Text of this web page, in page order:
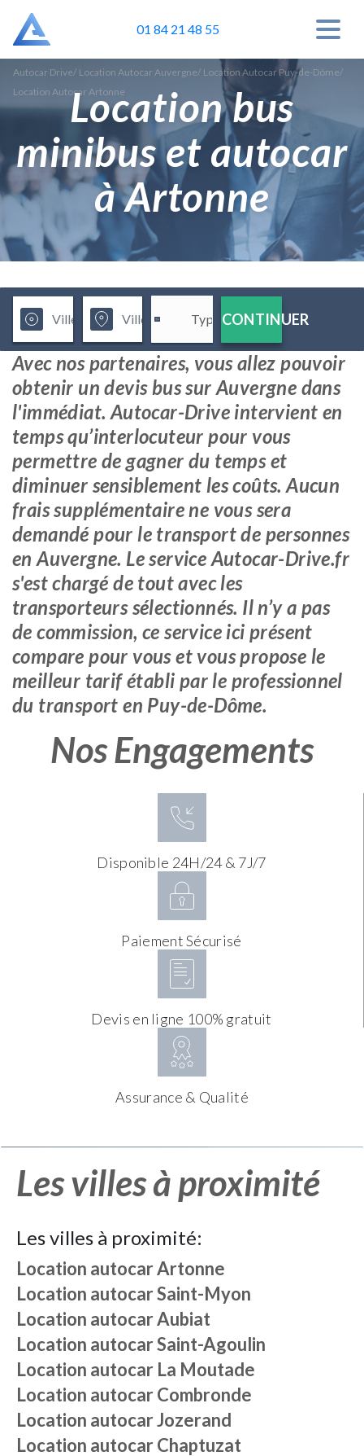
01 84 21 48 55
Autocar Drive/ Location Autocar Auvergne/ Location Autocar Puy-de-Dôme/
Location Autocar ArtonneLocation bus
minibus et autocar
à Artonne
CONTINUER
Avec nos partenaires, vous allez pouvoir
obtenir un devis bus sur Auvergne dans
l'immédiat. Autocar-Drive intervient en
temps qu’interlocuteur pour vous
permettre de gagner du temps et
diminuer sensiblement les coûts. Aucun
frais supplémentaire ne vous sera
demandé pour le transport de personnes
en Auvergne. Le service Autocar-Drive.fr
s'est chargé de tout avec les
transporteurs sélectionnés. Il n’y a pas
de commission, ce service ici présent
compare pour vous et vous propose le
meilleur tarif établi par le professionnel
du transport en Puy-de-Dôme.
Nos Engagements
Disponible 24H/24 & 7J/7
Paiement Sécurisé
Devis en ligne 100% gratuit
Assurance & Qualité
Les villes à proximité
Les villes à proximité:
Location autocarArtonne
Location autocarSaint-Myon
Location autocarAubiat
Location autocarSaint-Agoulin
Location autocar La Moutade
Location autocarCombronde
Location autocarJozerand
Location autocarChaptuzat